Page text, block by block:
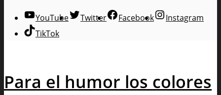
YouTube Twitter Facebook
Instagram
TikTok
Para el humor los colores